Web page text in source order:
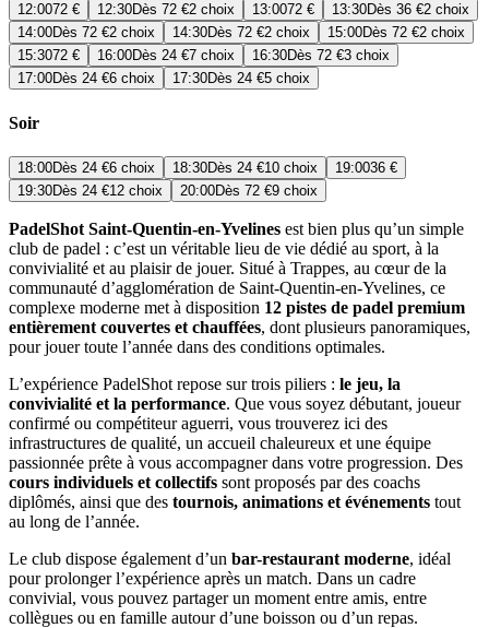
12:0072 € 12:30Dès 72 €2 choix 13:0072 € 13:30Dès 36 €2 choix
14:00Dès 72 €2 choix 14:30Dès 72 €2 choix 15:00Dès 72 €2 choix
15:3072 € 16:00Dès 24 €7 choix 16:30Dès 72 €3 choix
17:00Dès 24 €6 choix 17:30Dès 24 €5 choix
Soir
18:00Dès 24 €6 choix 18:30Dès 24 €10 choix 19:0036 €
19:30Dès 24 €12 choix 20:00Dès 72 €9 choix
PadelShot Saint-Quentin-en-Yvelines est bien plus qu’un simple
club de padel : c’est un véritable lieu de vie dédié au sport, à la
convivialité et au plaisir de jouer. Situé à Trappes, au cœur de la
communauté d’agglomération de Saint-Quentin-en-Yvelines, ce
complexe moderne met à disposition 12 pistes de padel premium
entièrement couvertes et chauffées, dont plusieurs panoramiques,
pour jouer toute l’année dans des conditions optimales.
L’expérience PadelShot repose sur trois piliers : le jeu, la
convivialité et la performance. Que vous soyez débutant, joueur
confirmé ou compétiteur aguerri, vous trouverez ici des
infrastructures de qualité, un accueil chaleureux et une équipe
passionnée prête à vous accompagner dans votre progression. Des
cours individuels et collectifs sont proposés par des coachs
diplômés, ainsi que des tournois, animations et événements tout
au long de l’année.
Le club dispose également d’un bar-restaurant moderne, idéal
pour prolonger l’expérience après un match. Dans un cadre
convivial, vous pouvez partager un moment entre amis, entre
collègues ou en famille autour d’une boisson ou d’un repas.